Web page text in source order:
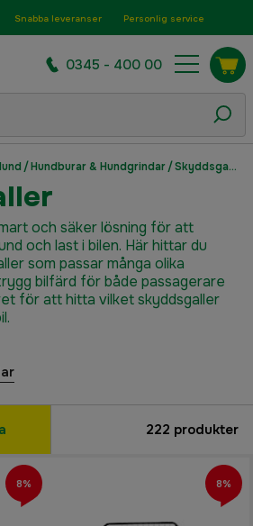
Snabba leveranser Personlig service
0345 - 400 00
/Hundburar & Hundgrindar/ Skyddsgaller
och säker lösning för att
och last i bilen. Här hittar du
som passar många olika
bilfärd för både passagerare
för att hitta vilket skyddsgaller
222 produkter
8% 8%